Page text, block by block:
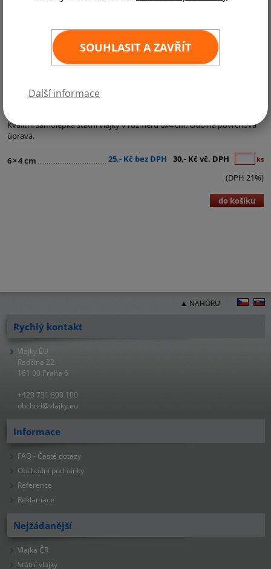
SOUHLASIT A ZAVŘÍT
Další informace
Kategorie:Samolepky - státní vlajky
Kvalitní samolepka státní vlajky v rozměru 6x4 cm. Odolná povrchová
úprava.
6×4 cm 25,- Kč bez DPH 30,- Kč vč. DPH ks
(DPH 21%)
do košíku
▲ NAHORU
Rychlý kontakt
Vlajky.EU
Radčina 22
161 00 Praha 6
+420 731 800 100
obchod@vlajky.eu
Informace
FAQ - Časté dotazy
Obchodní podmínky
Reference
Reklamace
Nejžádanější
Vlajka ČR
Státní vlajky